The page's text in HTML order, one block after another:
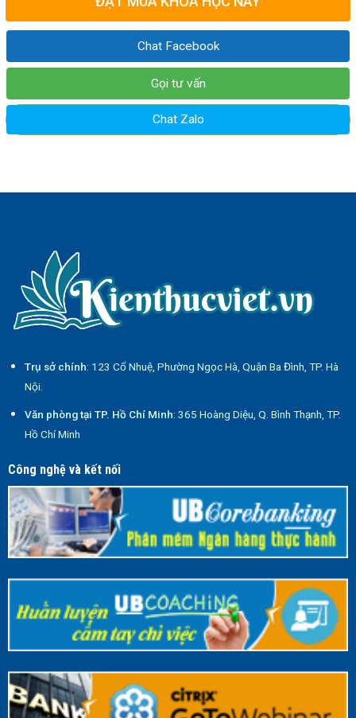
Chat Facebook
Gọi tư vấn
Chat Zalo
Trụ sở chính: 123 Cổ Nhuệ, Phường Ngọc Hà, Quận Ba Đình, TP. Hà
Nội.
Văn phòng tại TP. Hồ Chí Minh: 365 Hoàng Diệu, Q. Bình Thạnh, TP.
Hồ Chí Minh
Công nghệ và kết nối